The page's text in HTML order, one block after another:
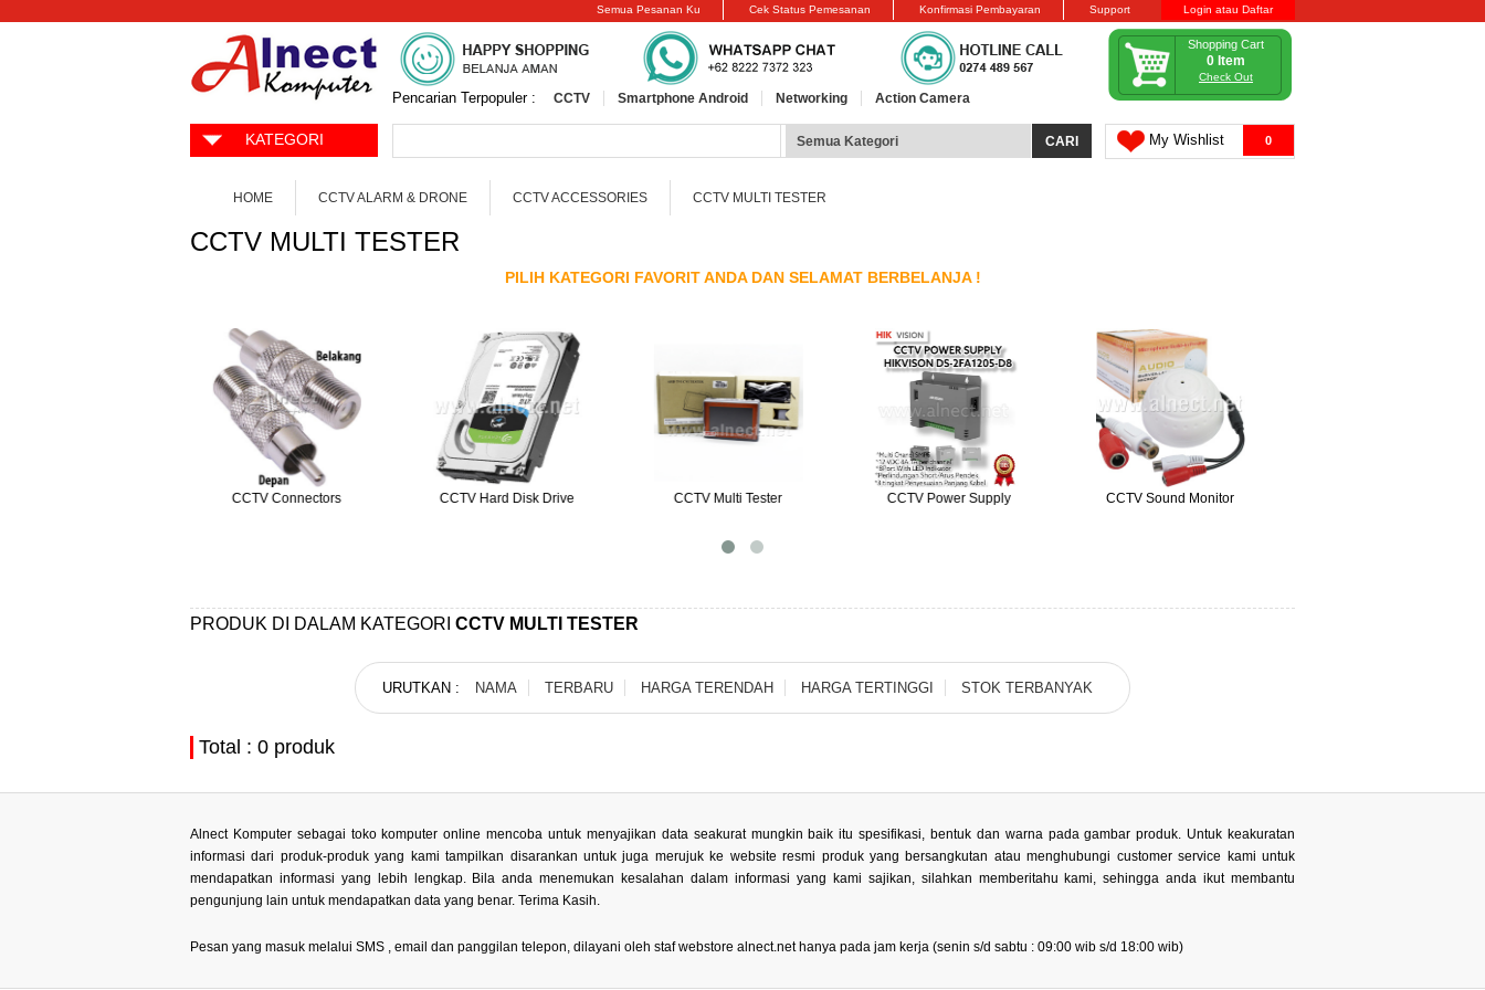
Semua Pesanan Ku Cek Status Pemesanan Konfirmasi Pembayaran Support Login atau Daftar
Pencarian Terpopuler : CCTV Smartphone Android Networking Action Camera
Shopping Cart
0 Item
Check Out
KATEGORI My Wishlist 0
HOME CCTV ALARM & DRONE CCTV ACCESSORIES CCTV MULTI TESTER
CCTV MULTI TESTER
PILIH KATEGORI FAVORIT ANDA DAN SELAMAT BERBELANJA !
CCTV Connectors CCTV Hard Disk Drive CCTV Multi Tester CCTV Power Supply CCTV Sound Monitor
PRODUK DI DALAM KATEGORI CCTV MULTI TESTER
URUTKAN : NAMA TERBARU HARGA TERENDAH HARGA TERTINGGI STOK TERBANYAK
Total : 0 produk
Alnect Komputer sebagai toko komputer online mencoba untuk menyajikan data seakurat mungkin baik itu spesifikasi, bentuk dan warna pada gambar produk. Untuk keakuratan
informasi dari produk-produk yang kami tampilkan disarankan untuk juga merujuk ke website resmi produk yang bersangkutan atau menghubungi customer service kami untuk
mendapatkan informasi yang lebih lengkap. Bila anda menemukan kesalahan dalam informasi yang kami sajikan, silahkan memberitahu kami, sehingga anda ikut membantu
pengunjung lain untuk mendapatkan data yang benar. Terima Kasih.
Pesan yang masuk melalui SMS , email dan panggilan telepon, dilayani oleh staf webstore alnect.net hanya pada jam kerja (senin s/d sabtu : 09:00 wib s/d 18:00 wib)